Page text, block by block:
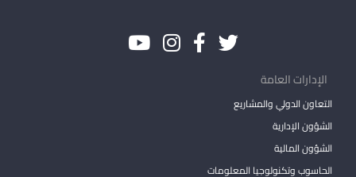
الإدارات العامة
التعاون الدولي والمشاريع
الشؤون الإدارية
الشؤون المالية
الحاسوب وتكنولوجيا المعلومات